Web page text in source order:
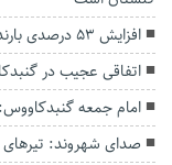
افزایش ۵۳ درصدی بارندگی‌ها در گلستان
اتفاقی عجیب در‌
امام جمعه
صدای شهروند: